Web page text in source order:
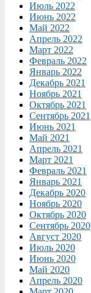
Июль 2022
Июнь 2022
Май 2022
Апрель 2022
Март 2022
Февраль 2022
Январь 2022
Декабрь 2021
Ноябрь 2021
Октябрь 2021
Сентябрь 2021
Июнь 2021
Май 2021
Апрель 2021
Март 2021
Февраль 2021
Январь 2021
Декабрь 2020
Ноябрь 2020
Октябрь 2020
Сентябрь 2020
Август 2020
Июль 2020
Июнь 2020
Май 2020
Апрель 2020